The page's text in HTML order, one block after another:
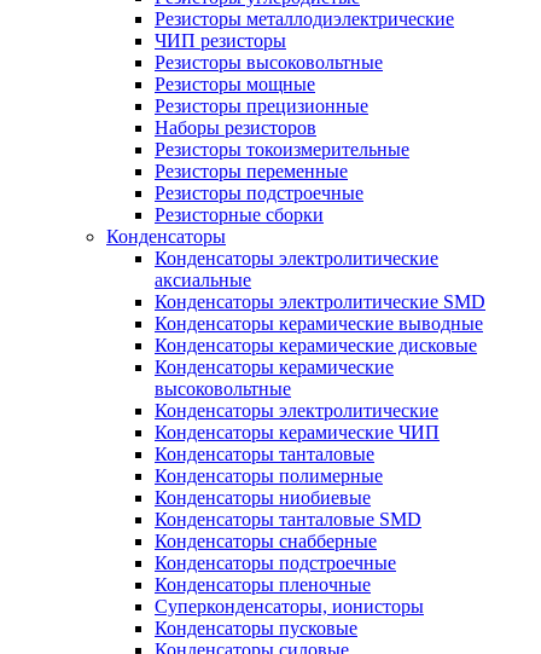
Резисторы металлодиэлектрические
ЧИП резисторы
Резисторы высоковольтные
Резисторы мощные
Резисторы прецизионные
Наборы резисторов
Резисторы токоизмерительные
Резисторы переменные
Резисторы подстроечные
Резисторные сборки
Конденсаторы
Конденсаторы электролитические
аксиальные
Конденсаторы электролитические SMD
Конденсаторы керамические выводные
Конденсаторы керамические дисковые
Конденсаторы керамические
высоковольтные
Конденсаторы электролитические
Конденсаторы керамические ЧИП
Конденсаторы танталовые
Конденсаторы полимерные
Конденсаторы ниобиевые
Конденсаторы танталовые SMD
Конденсаторы снабберные
Конденсаторы подстроечные
Конденсаторы пленочные
Суперконденсаторы, ионисторы
Конденсаторы пусковые
Конденсаторы силовые